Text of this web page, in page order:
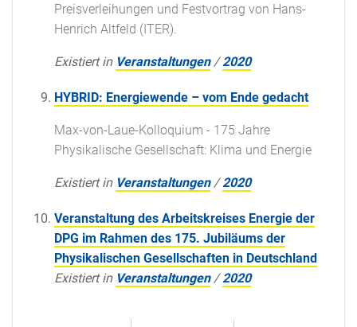
Preisverleihungen und Festvortrag von Hans-
Henrich Altfeld (ITER).
Existiert in Veranstaltungen /2020
HYBRID: Energiewende – vom Ende gedacht
Max-von-Laue-Kolloquium - 175 Jahre
Physikalische Gesellschaft: Klima und Energie
Existiert in Veranstaltungen /2020
Veranstaltung des Arbeitskreises Energie der
DPG im Rahmen des 175. Jubiläums der
Physikalischen Gesellschaften in Deutschland
Existiert in Veranstaltungen /2020